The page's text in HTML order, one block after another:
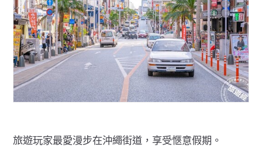
旅遊玩家最愛漫步在沖繩街道，享受愜意假期。